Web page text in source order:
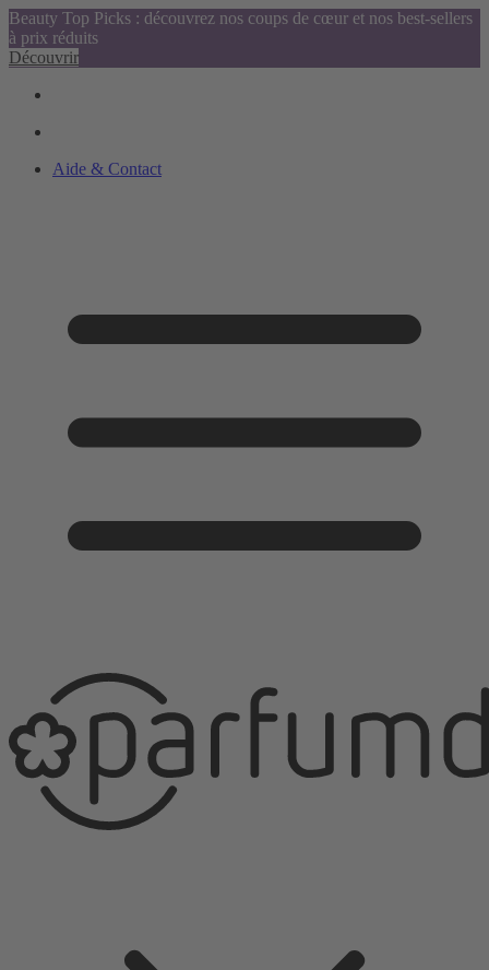
Beauty Top Picks : découvrez nos coups de cœur et nos best-sellers
à prix réduits
Découvrir
Aide & Contact